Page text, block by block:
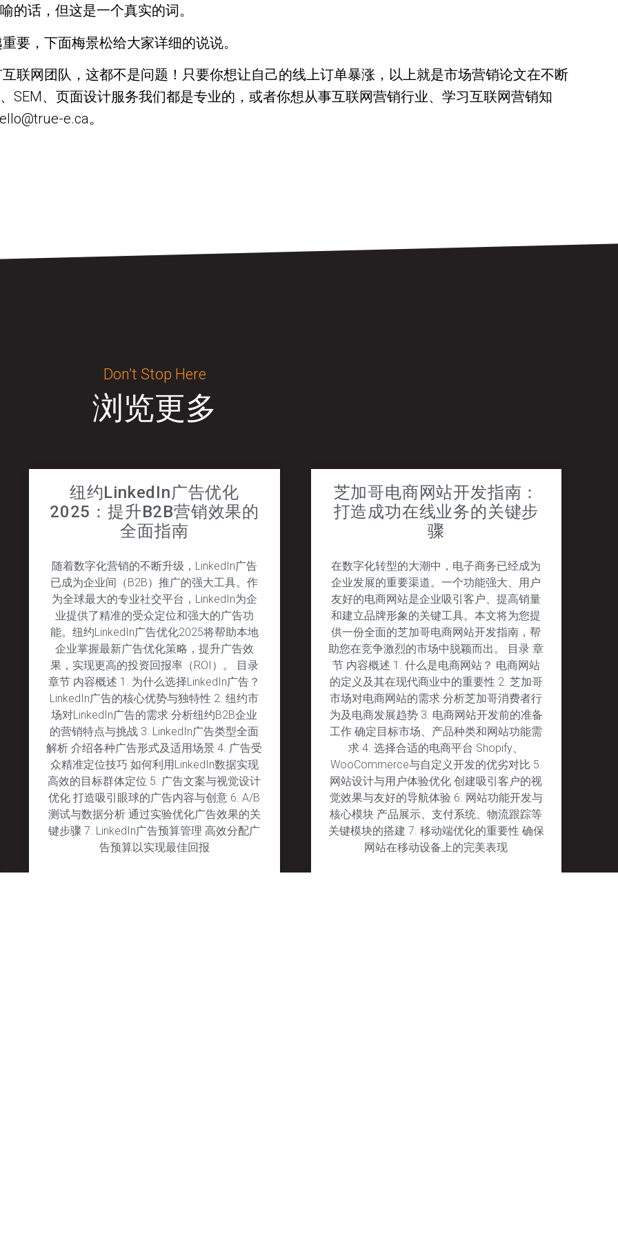
的话，但这是一个真实的词。
要，下面梅景松给大家详细的说说。
联网团队，这都不是问题！只要你想让自己的线上订单暴涨，以上就是市场营销论文在不断
SEM、页面设计服务我们都是专业的，或者你想从事互联网营销行业、学习互联网营销知
e.ca。
Don’t Stop Here
浏览更多
纽约LinkedIn广告优化
2025：提升B2B营销效果的
全面指南
随着数字化营销的不断升级，LinkedIn广告
已成为企业间（B2B）推广的强大工具。作
为全球最大的专业社交平台，LinkedIn为企
业提供了精准的受众定位和强大的广告功
能。纽约LinkedIn广告优化2025将帮助本地
企业掌握最新广告优化策略，提升广告效
果，实现更高的投资回报率（ROI）。 目录
章节 内容概述 1. 为什么选择LinkedIn广告？
LinkedIn广告的核心优势与独特性 2. 纽约市
场对LinkedIn广告的需求 分析纽约B2B企业
的营销特点与挑战 3. LinkedIn广告类型全面
解析 介绍各种广告形式及适用场景 4. 广告受
众精准定位技巧 如何利用LinkedIn数据实现
高效的目标群体定位 5. 广告文案与视觉设计
优化 打造吸引眼球的广告内容与创意 6. A/B
测试与数据分析 通过实验优化广告效果的关
键步骤 7. LinkedIn广告预算管理 高效分配广
告预算以实现最佳回报
芝加哥电商网站开发指南：
打造成功在线业务的关键步
骤
在数字化转型的大潮中，电子商务已经成为
企业发展的重要渠道。一个功能强大、用户
友好的电商网站是企业吸引客户、提高销量
和建立品牌形象的关键工具。本文将为您提
供一份全面的芝加哥电商网站开发指南，帮
助您在竞争激烈的市场中脱颖而出。 目录 章
节 内容概述 1. 什么是电商网站？ 电商网站
的定义及其在现代商业中的重要性 2. 芝加哥
市场对电商网站的需求 分析芝加哥消费者行
为及电商发展趋势 3. 电商网站开发前的准备
工作 确定目标市场、产品种类和网站功能需
求 4. 选择合适的电商平台 Shopify、
WooCommerce与自定义开发的优劣对比 5.
网站设计与用户体验优化 创建吸引客户的视
觉效果与友好的导航体验 6. 网站功能开发与
核心模块 产品展示、支付系统、物流跟踪等
关键模块的搭建 7. 移动端优化的重要性 确保
网站在移动设备上的完美表现